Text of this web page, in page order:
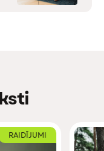
RAIDĪJUMI